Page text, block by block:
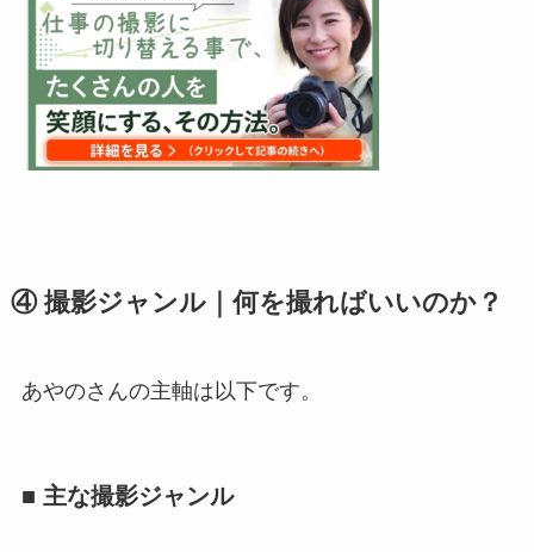
④ 撮影ジャンル｜何を撮ればいいのか？
あやのさんの主軸は以下です。
■ 主な撮影ジャンル